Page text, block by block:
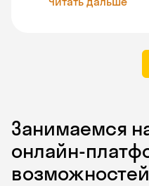
Занимаемся
онлайн-
возможностей